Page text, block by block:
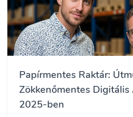
Papírmentes Raktár:
Zökkenőmentes
2025-ben